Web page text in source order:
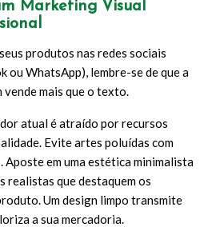
Marketing Visual
produtos nas redes sociais
ou WhatsApp), lembre-se de que a
vende mais que o texto.
atual é atraído por recursos
Evite artes poluídas com
Aposte em uma estética minimalista
realistas que destaquem os
Um design limpo transmite
a sua mercadoria.